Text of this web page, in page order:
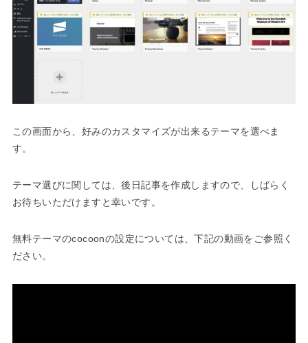
この画面から、好みのカスタマイズが出来るテーマを選べま
す。
テーマ選びに関しては、後日記事を作成しますので、しばらく
お待ちいただけますと幸いです。
無料テーマのcocoonの設定については、下記の動画をご参照く
ださい。